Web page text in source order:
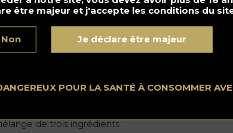
être majeur et j'accepte les conditions du
Non Je déclare être majeur
POUR LA SANTÉ À CONSOMMER
datant de l’époque de la prohibition, composé de
de trois ingrédients.